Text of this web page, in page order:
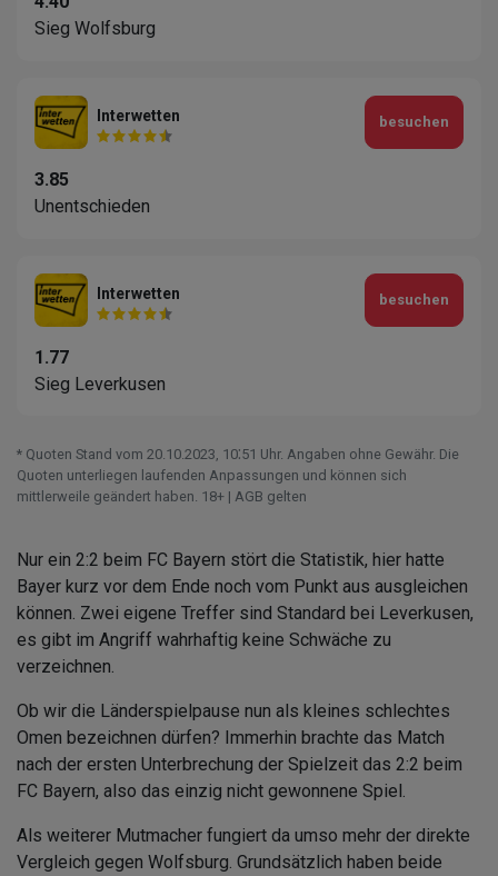
Sieg Wolfsburg
Interwetten
3.85
Unentschieden
besuchen
Interwetten
1.77
Sieg Leverkusen
besuchen
* Quoten Stand vom 20.10.2023‚ 10⁚51 Uhr. Angaben ohne Gewähr. Die
Quoten unterliegen laufenden Anpassungen und können sich
mittlerweile geändert haben. 18+ | AGB gelten
Nur ein 2:2 beim FC Bayern stört die Statistik, hier hatte
Bayer kurz vor dem Ende noch vom Punkt aus ausgleichen
können. Zwei eigene Treffer sind Standard bei Leverkusen,
es gibt im Angriff wahrhaftig keine Schwäche zu
verzeichnen.
Ob wir die Länderspielpause nun als kleines schlechtes
Omen bezeichnen dürfen? Immerhin brachte das Match
nach der ersten Unterbrechung der Spielzeit das 2:2 beim
FC Bayern, also das einzig nicht gewonnene Spiel.
Als weiterer Mutmacher fungiert da umso mehr der direkte
Vergleich gegen Wolfsburg. Grundsätzlich haben beide